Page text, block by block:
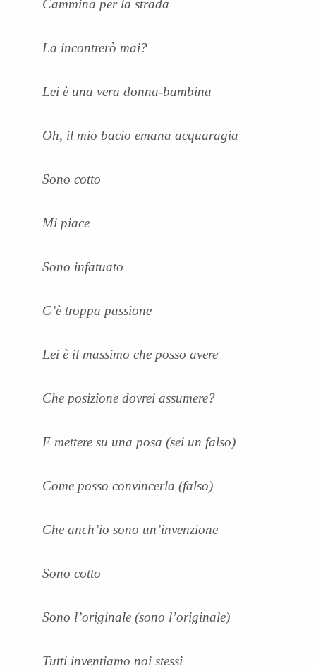
Cammina per la strada
La incontrerò mai?
Lei è una vera donna-bambina
Oh, il mio bacio emana acquaragia
Sono cotto
Mi piace
Sono infatuato
C’è troppa passione
Lei è il massimo che posso avere
Che posizione dovrei assumere?
E mettere su una posa (sei un falso)
Come posso convincerla (falso)
Che anch’io sono un’invenzione
Sono cotto
Sono l’originale (sono l’originale)
Tutti inventiamo noi stessi